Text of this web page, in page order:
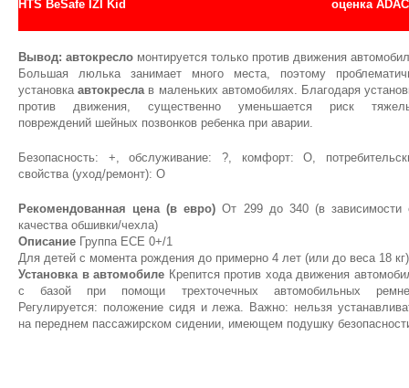
HTS BeSafe IZI Kid оценка
Вывод: автокресло монтируется только против движения
Большая люлька занимает много места, поэтому
установкаавтокреслав маленьких автомобилях. Благодаря
против движения, существенно уменьшается риск
повреждений шейных позвонков ребенка при аварии.
Безопасность: +, обслуживание: ?, комфорт: О,
свойства (уход/ремонт): О
Рекомендованная цена (в евро) От 299 до 340 (в зависимости
качества обшивки/чехла)
Описание Группа ЕСЕ 0+/1
Для детей с момента рождения до примерно 4 лет (или до веса 18
Установка в автомобиле Крепится против хода движения
с базой при помощи трехточечных автомобильных
Регулируется: положение сидя и лежа. Важно: нельзя
на переднем пассажирском сидении, имеющем подушку